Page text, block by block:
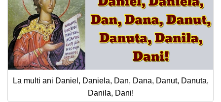
La multi ani Daniel, Daniela, Dan, Dana, Danut, Danuta,
Danila, Dani!